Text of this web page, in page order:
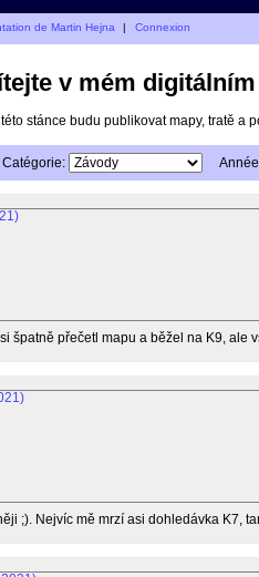
de Martin Hejna | Connexion
v mém
stánce budu publikovat mapy, tratě a
Catégorie:
špatně přečetl mapu a běžel na K9, ale
;). Nejvíc mě mrzí asi dohledávka K7,